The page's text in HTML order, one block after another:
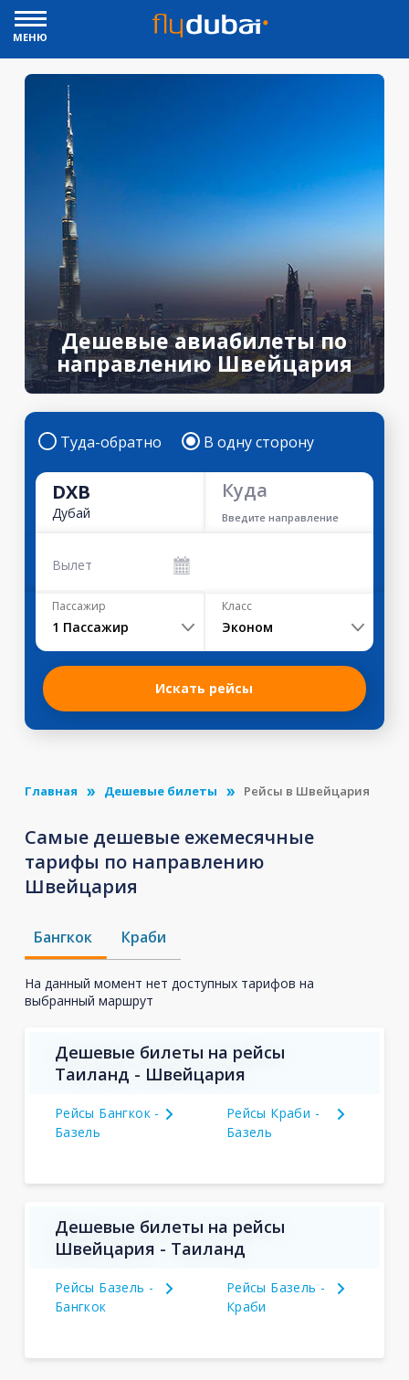
МЕНЮ
Дешевые авиабилеты по
направлению Швейцария
Туда-обратно В одну сторону
DXB
Дубай
Куда
Введите направление
Вылет
Пассажир
1 Пассажир
Класс
Эконом
Искать рейсы
Главная Дешевые билеты Рейсы в Швейцария
Самые дешевые ежемесячные
тарифы по направлению
Швейцария
Бангкок Краби
На данный момент нет доступных тарифов на
выбранный маршрут
Дешевые билеты на рейсы
Таиланд - Швейцария
Рейсы Бангкок -
Базель
Рейсы Краби -
Базель
Дешевые билеты на рейсы
Швейцария - Таиланд
Рейсы Базель -
Бангкок
Рейсы Базель -
Краби